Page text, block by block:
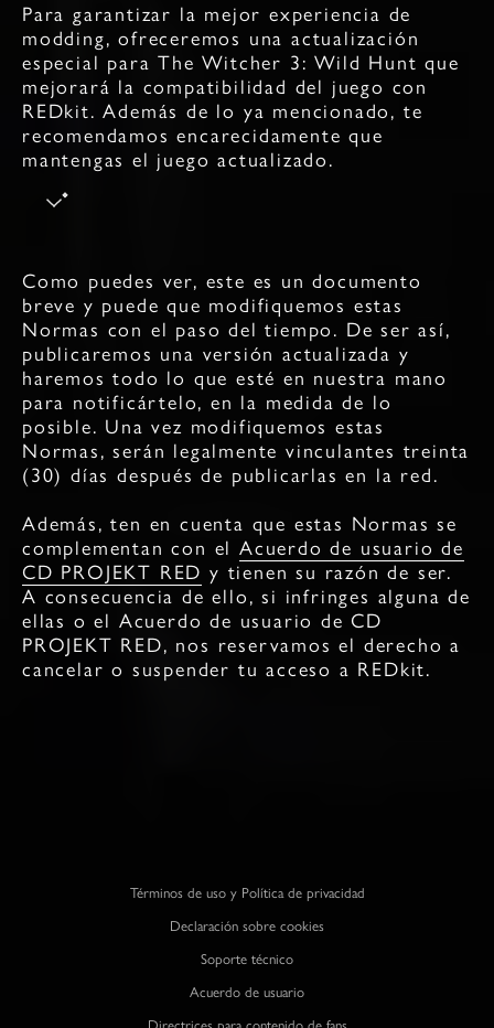
Para garantizar la mejor experiencia de
modding, ofreceremos una actualización
especial para The Witcher 3: Wild Hunt que
mejorará la compatibilidad del juego con
REDkit. Además de lo ya mencionado, te
recomendamos encarecidamente que
mantengas el juego actualizado.
Como puedes ver, este es un documento
breve y puede que modifiquemos estas
Normas con el paso del tiempo. De ser así,
publicaremos una versión actualizada y
haremos todo lo que esté en nuestra mano
para notificártelo, en la medida de lo
posible. Una vez modifiquemos estas
Normas, serán legalmente vinculantes treinta
(30) días después de publicarlas en la red.
Además, ten en cuenta que estas Normas se
complementan con elAcuerdo de usuario de
CD PROJEKT RED y tienen su razón de ser.
A consecuencia de ello, si infringes alguna de
ellas o el Acuerdo de usuario de CD
PROJEKT RED, nos reservamos el derecho a
cancelar o suspender tu acceso a REDkit.
Términos de uso y Política de privacidad
Declaración sobre cookies
Soporte técnico
Acuerdo de usuario